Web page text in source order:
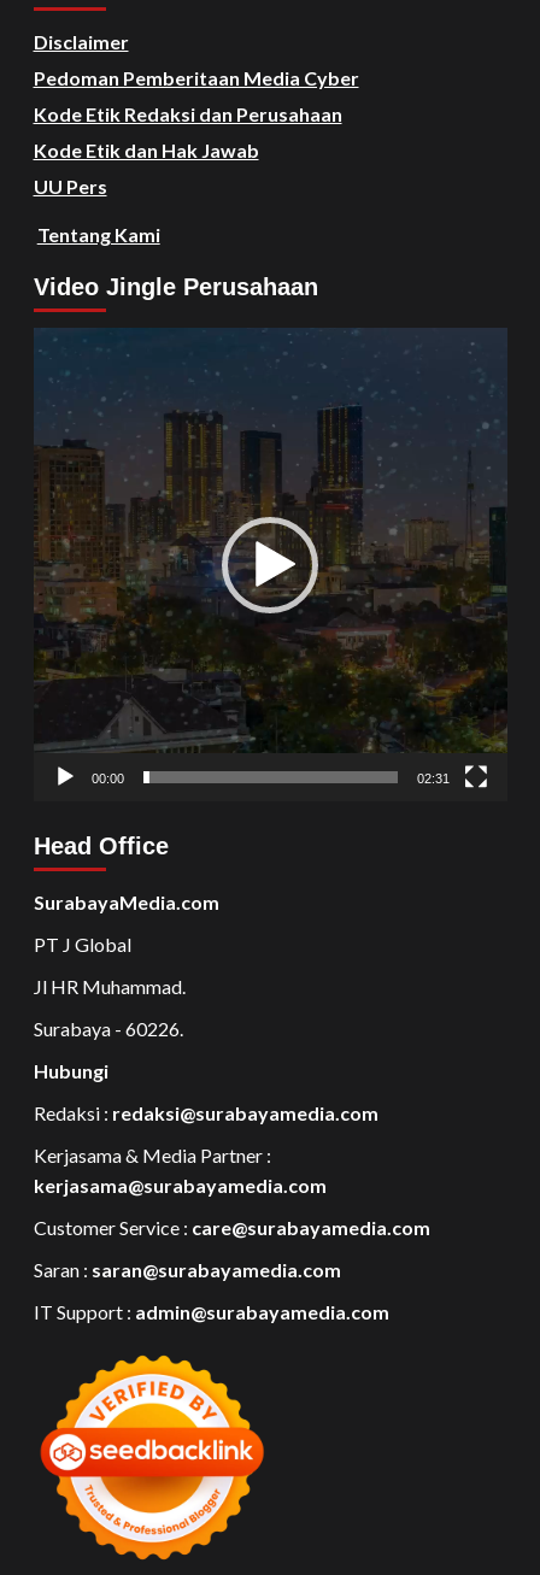
Disclaimer
Pedoman Pemberitaan Media Cyber
Kode Etik Redaksi dan Perusahaan
Kode Etik dan Hak Jawab
UU Pers
Tentang Kami
Video Jingle Perusahaan
Video
Player
00:00 02:31
Head Office
SurabayaMedia.com
PT J Global
Jl HR Muhammad.
Surabaya - 60226.
Hubungi
Redaksi : redaksi@surabayamedia.com
Kerjasama & Media Partner :
kerjasama@surabayamedia.com
Customer Service : care@surabayamedia.com
Saran : saran@surabayamedia.com
IT Support : admin@surabayamedia.com